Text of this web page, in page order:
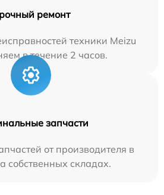
ремонт
техники Meizu
в течение 2 часов.
запчасти
от производителя в
собственных складах.